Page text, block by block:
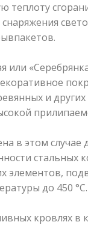
теплоту
или
и
в этом случае
стальных
элементов,
до 450 °С.
кровлях в